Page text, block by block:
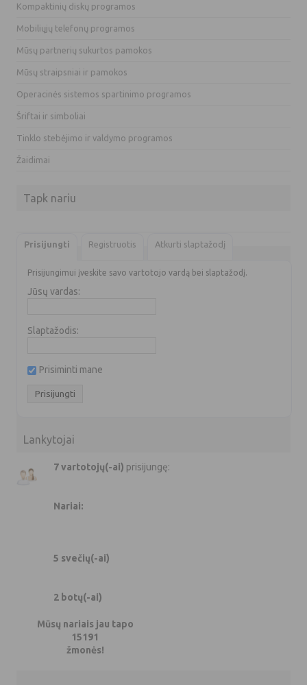
Kompaktinių diskų programos
Mobiliųjų telefonų programos
Mūsų partnerių sukurtos pamokos
Mūsų straipsniai ir pamokos
Operacinės sistemos spartinimo programos
Šriftai ir simboliai
Tinklo stebėjimo ir valdymo programos
Žaidimai
Tapk nariu
Prisijungti Registruotis Atkurti slaptažodį
Prisijungimui įveskite savo vartotojo vardą bei slaptažodį.
Jūsų vardas:
Slaptažodis:
Prisiminti mane
Lankytojai
7 vartotojų(-ai) prisijungę:
Nariai:
5 svečių(-ai)
2 botų(-ai)
Mūsų nariais jau tapo
15191
žmonės!